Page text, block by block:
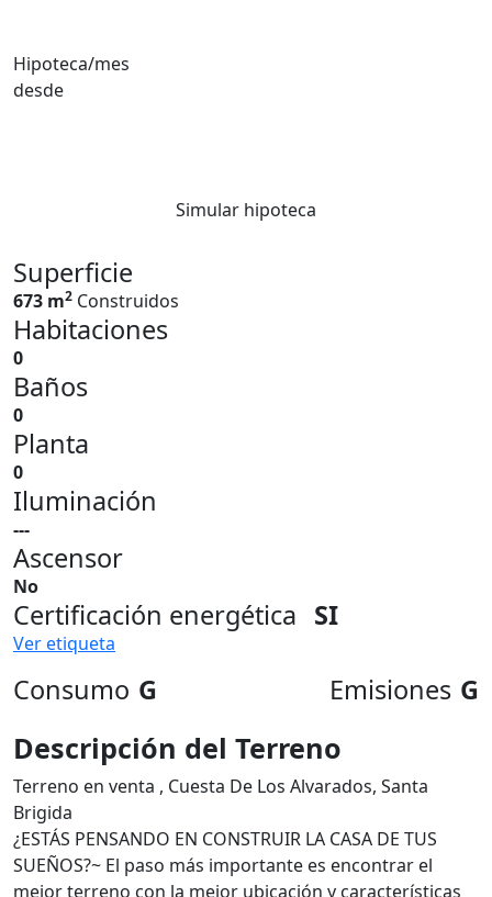
Hipoteca/mes
desde
Simular hipoteca
Superficie
673 m2 Construidos
Habitaciones
0
Baños
0
Planta
0
Iluminación
---
Ascensor
No
Certificación energética SI
Ver etiqueta
Consumo G Emisiones G
Descripción del Terreno
Terreno en venta , Cuesta De Los Alvarados, Santa
Brigida
¿ESTÁS PENSANDO EN CONSTRUIR LA CASA DE TUS
SUEÑOS?~ El paso más importante es encontrar el
mejor terreno con la mejor ubicación y características